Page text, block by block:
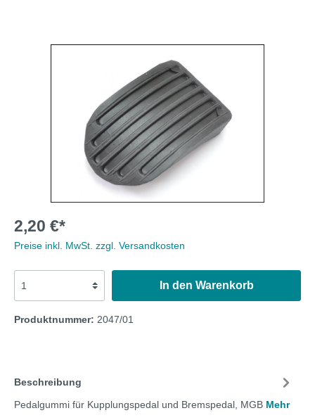
2,20 €*
Preise inkl. MwSt. zzgl. Versandkosten
In den Warenkorb
Produktnummer: 2047/01
Beschreibung
Pedalgummi für Kupplungspedal und Bremspedal, MGB Mehr